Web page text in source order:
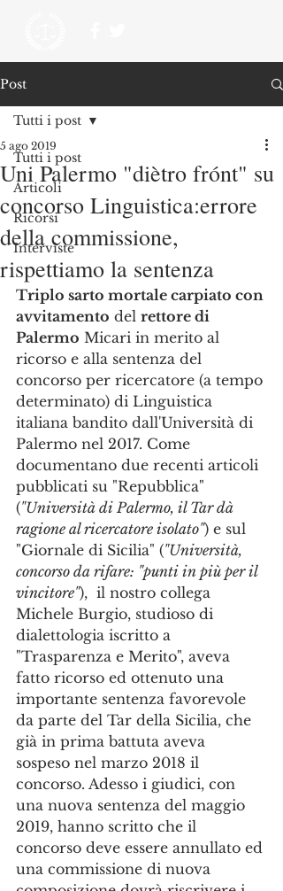
Post
Tutti i post
Articoli
Ricorsi
Interviste
Tutti i post
Uni Palermo "diètro frónt" su
concorso Linguistica:errore
della commissione,
rispettiamo la sentenza
5 ago 2019
Triplo sarto mortale carpiato con
avvitamento del rettore di
Palermo Micari in merito al
ricorso e alla sentenza del
concorso per ricercatore (a tempo
determinato) di Linguistica
italiana bandito dall'Università di
Palermo nel 2017. Come
documentano due recenti articoli
pubblicati su "Repubblica"
("Università di Palermo, il Tar dà
ragione al ricercatore isolato") e sul
"Giornale di Sicilia" ("Università,
concorso da rifare: "punti in più per il
vincitore"),  il nostro collega
Michele Burgio, studioso di
dialettologia iscritto a
"Trasparenza e Merito", aveva
fatto ricorso ed ottenuto una
importante sentenza favorevole
da parte del Tar della Sicilia, che
già in prima battuta aveva
sospeso nel marzo 2018 il
concorso. Adesso i giudici, con
una nuova sentenza del maggio
2019, hanno scritto che il
concorso deve essere annullato ed
una commissione di nuova